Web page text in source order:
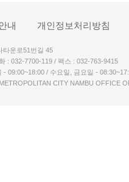
내 개인정보처리방침
타운로51번길 45
: 032-7700-119 / 팩스 : 032-763-9415
09:00~18:00 / 수요일, 금요일 -
CITY NAMBU OFFICE